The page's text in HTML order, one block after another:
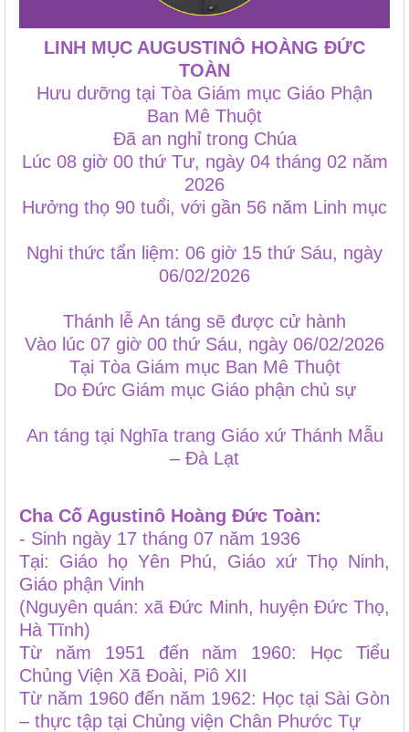
LINH MỤC AUGUSTINÔ HOÀNG ĐỨC
TOÀN
Hưu dưỡng tại Tòa Giám mục Giáo Phận
Ban Mê Thuột
Đã an nghỉ trong Chúa
Lúc 08 giờ 00 thứ Tư, ngày 04 tháng 02 năm
2026
Hưởng thọ 90 tuổi, với gần 56 năm Linh mục
Nghi thức tẩn liệm: 06 giờ 15 thứ Sáu, ngày
06/02/2026
Thánh lễ An táng sẽ được cử hành
Vào lúc 07 giờ 00 thứ Sáu, ngày 06/02/2026
Tại Tòa Giám mục Ban Mê Thuột
Do Đức Giám mục Giáo phận chủ sự
An táng tại Nghĩa trang Giáo xứ Thánh Mẫu
– Đà Lạt
Cha Cố Agustinô Hoàng Đức Toàn:
- Sinh ngày 17 tháng 07 năm 1936
Tại: Giáo họ Yên Phú, Giáo xứ Thọ Ninh,
Giáo phận Vinh
(Nguyên quán: xã Đức Minh, huyện Đức Thọ,
Hà Tĩnh)
Từ năm 1951 đến năm 1960: Học Tiểu
Chủng Viện Xã Đoài, Piô XII
Từ năm 1960 đến năm 1962: Học tại Sài Gòn
– thực tập tại Chủng viện Chân Phước Tự